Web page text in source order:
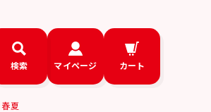
検索 マイページ カート
夏